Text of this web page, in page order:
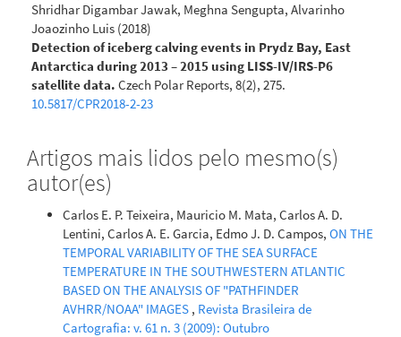
Shridhar Digambar Jawak, Meghna Sengupta, Alvarinho
Joaozinho Luis (2018)
Detection of iceberg calving events in Prydz Bay, East
Antarctica during 2013 – 2015 using LISS-IV/IRS-P6
satellite data. Czech Polar Reports, 8(2), 275.
10.5817/CPR2018-2-23
Artigos mais lidos pelo mesmo(s)
autor(es)
Carlos E. P. Teixeira, Mauricio M. Mata, Carlos A. D.
Lentini, Carlos A. E. Garcia, Edmo J. D. Campos, ON THE
TEMPORAL VARIABILITY OF THE SEA SURFACE
TEMPERATURE IN THE SOUTHWESTERN ATLANTIC
BASED ON THE ANALYSIS OF "PATHFINDER
AVHRR/NOAA" IMAGES , Revista Brasileira de
Cartografia: v. 61 n. 3 (2009): Outubro